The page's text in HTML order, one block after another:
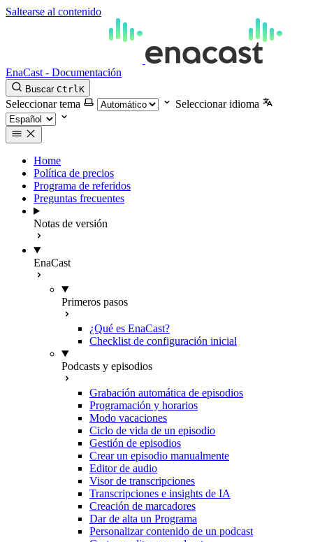
Saltearse al contenido
EnaCast - Documentación
Buscar CtrlK
Seleccionar tema Seleccionar idioma
Home
Política de precios
Programa de referidos
Preguntas frecuentes
Notas de versión
EnaCast
Primeros pasos
¿Qué es EnaCast?
Checklist de configuración inicial
Podcasts y episodios
Grabación automática de episodios
Programación y horarios
Modo vacaciones
Ciclo de vida de un episodio
Gestión de episodios
Crear un episodio manualmente
Editor de audio
Visor de transcripciones
Transcripciones e insights de IA
Creación de marcadores
Dar de alta un Programa
Personalizar contenido de un podcast